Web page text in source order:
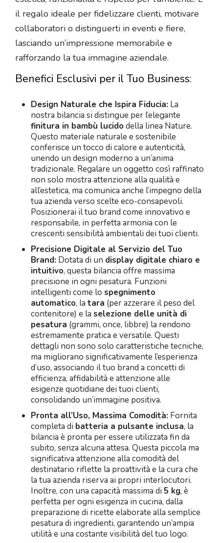
il regalo ideale per fidelizzare clienti, motivare
collaboratori o distinguerti in eventi e fiere,
lasciando un’impressione memorabile e
rafforzando la tua immagine aziendale.
Benefici Esclusivi per il Tuo Business:
Design Naturale che Ispira Fiducia: La
nostra bilancia si distingue per l’elegante
finitura in bambù lucidodella linea Nature.
Questo materiale naturale e sostenibile
conferisce un tocco di calore e autenticità,
unendo un design moderno a un’anima
tradizionale. Regalare un oggetto così raffinato
non solo mostra attenzione alla qualità e
all’estetica, ma comunica anche l’impegno della
tua azienda verso scelte eco-consapevoli.
Posizionerai il tuo brand come innovativo e
responsabile, in perfetta armonia con le
crescenti sensibilità ambientali dei tuoi clienti.
Precisione Digitale al Servizio del Tuo
Brand: Dotata di un display digitale chiaro e
intuitivo, questa bilancia offre massima
precisione in ogni pesatura. Funzioni
intelligenti come lo spegnimento
automatico, la tara (per azzerare il peso del
contenitore) e la selezione delle unità di
pesatura (grammi, once, libbre) la rendono
estremamente pratica e versatile. Questi
dettagli non sono solo caratteristiche tecniche,
ma migliorano significativamente l’esperienza
d’uso, associando il tuo brand a concetti di
efficienza, affidabilità e attenzione alle
esigenze quotidiane dei tuoi clienti,
consolidando un’immagine positiva.
Pronta all’Uso, Massima Comodità: Fornita
completa di batteria a pulsante inclusa, la
bilancia è pronta per essere utilizzata fin da
subito, senza alcuna attesa. Questa piccola ma
significativa attenzione alla comodità del
destinatario riflette la proattività e la cura che
la tua azienda riserva ai propri interlocutori.
Inoltre, con una capacità massima di5 kg, è
perfetta per ogni esigenza in cucina, dalla
preparazione di ricette elaborate alla semplice
pesatura di ingredienti, garantendo un’ampia
utilità e una costante visibilità del tuo logo.